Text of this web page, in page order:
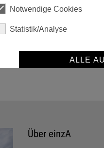
Stopfen STR /
(EPS); zur
Über einzA
Notwendige Cookies
Statistik/Analyse
ALLE